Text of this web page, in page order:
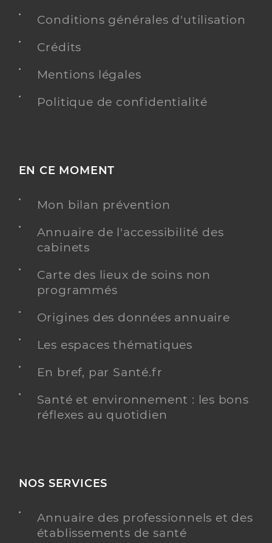
Conditions générales d'utilisation
Crédits
Mentions légales
Politique de confidentialité
EN CE MOMENT
Mon bilan prévention
Annuaire de l'accessibilité des
cabinets
Carte des lieux de soins non
programmés
Origines des données annuaire
Les espaces thématiques
En bref, par Santé.fr
Santé et environnement : les bons
réflexes au quotidien
NOS SERVICES
Annuaire des professionnels et des
établissements de santé